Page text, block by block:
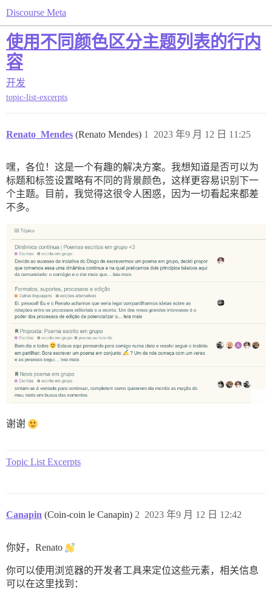
Discourse Meta
使用不同颜色区分主题列表的行内
容
开发
topic-list-excerpts
Renato_Mendes (Renato Mendes) 2023 年9 月 12 日 11:25
1
嘿，各位！这是一个有趣的解决方案。我想知道是否可以为
标题和标签设置略有不同的背景颜色，这样更容易识别下一
个主题。目前，我觉得这很令人困惑，因为一切看起来都差
不多。
谢谢
Topic List Excerpts
Canapin (Coin-coin le Canapin) 2023 年9 月 12 日 12:42
2
你好，Renato
你可以使用浏览器的开发者工具来定位这些元素，相关信息
可以在这里找到：